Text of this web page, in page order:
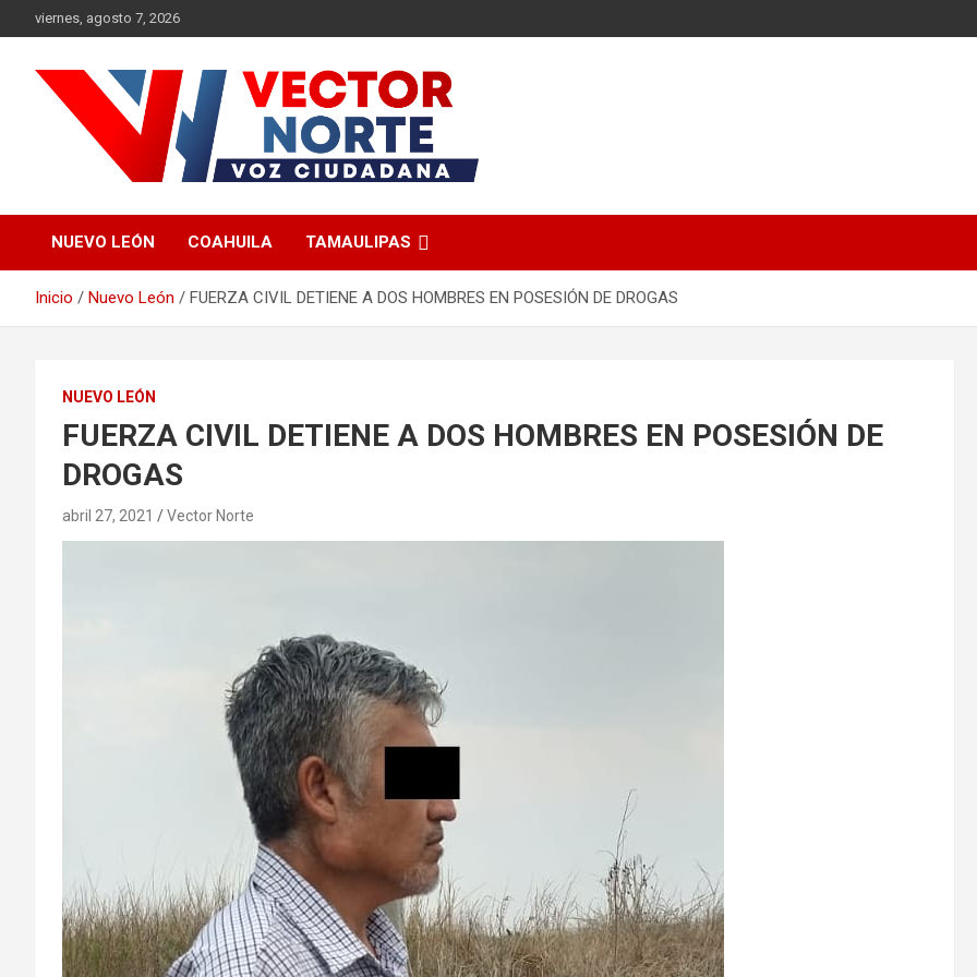
al
viernes, agosto 7, 2026
Vector Norte
NUEVO LEÓN COAHUILA TAMAULIPAS
Inicio Nuevo León FUERZA CIVIL DETIENE A DOS HOMBRES EN POSESIÓN DE DROGAS
NUEVO LEÓN
FUERZA CIVIL DETIENE A DOS HOMBRES EN POSESIÓN DE
DROGAS
abril 27, 2021 Vector Norte